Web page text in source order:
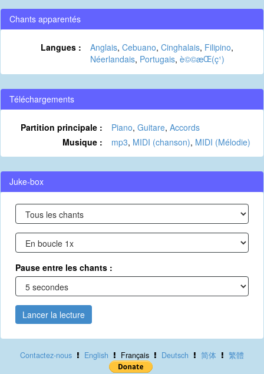
Chants apparentés
Langues : Anglais, Cebuano, Cinghalais, Filipino,
Néerlandais, Portugais, è©©æ­Œ(ç¹)
Téléchargements
Partition principale : Piano, Guitare, Accords
Musique :
mp3, MIDI (chanson), MIDI (Mélodie)
Juke-box
Pause entre les chants :
Lancer la lecture
Contactez-nous English Français Deutsch 简体 繁體